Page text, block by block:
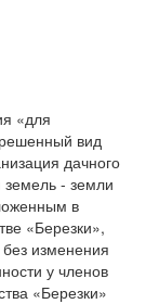
«для
вид
дачного
земель - земли
в
«Березки»,
изменения
у членов
«Березки»